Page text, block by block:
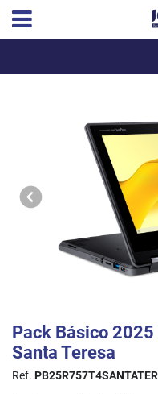
ES
Pack Básico
Santa Teresa
Ref.